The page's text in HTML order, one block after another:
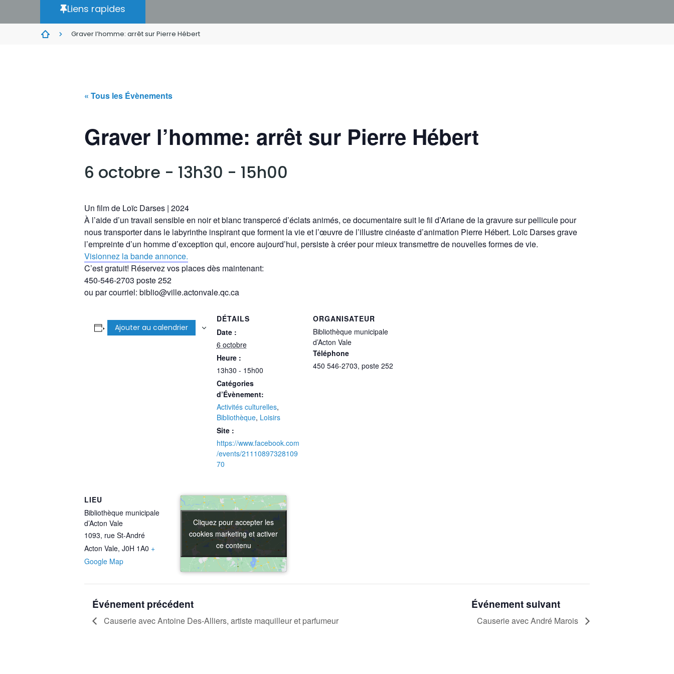
Liens rapides
Graver l’homme: arrêt sur Pierre Hébert
« Tous les Évènements
Graver l’homme: arrêt sur Pierre Hébert
6 octobre - 13h30 - 15h00
Un film de Loïc Darses | 2024
À l’aide d’un travail sensible en noir et blanc transpercé d’éclats animés, ce documentaire suit le fil d’Ariane de la gravure sur pellicule pour
nous transporter dans le labyrinthe inspirant que forment la vie et l’œuvre de l’illustre cinéaste d’animation Pierre Hébert. Loïc Darses grave
l’empreinte d’un homme d’exception qui, encore aujourd’hui, persiste à créer pour mieux transmettre de nouvelles formes de vie.
Visionnez la bande annonce.
C’est gratuit! Réservez vos places dès maintenant:
450-546-2703 poste 252
ou par courriel: biblio@ville.actonvale.qc.ca
Ajouter au calendrier
DÉTAILS
Date :
6 octobre
Heure :
13h30 - 15h00
Catégories
d’Évènement:
Activités culturelles,
Bibliothèque, Loisirs
Site :
https://www.facebook.com
/events/21110897328109
70
ORGANISATEUR
Bibliothèque municipale
d’Acton Vale
Téléphone
450 546-2703, poste 252
LIEU
Bibliothèque municipale
d’Acton Vale
1093, rue St-André
Acton Vale, J0H 1A0 +
Google Map
Cliquez pour accepter les
cookies marketing et activer
ce contenu
Cliquez pour accepter les
cookies marketing et activer
ce contenu
Événement précédent
Causerie avec Antoine Des-Alliers, artiste maquilleur et parfumeur
Événement suivant
Causerie avec André Marois